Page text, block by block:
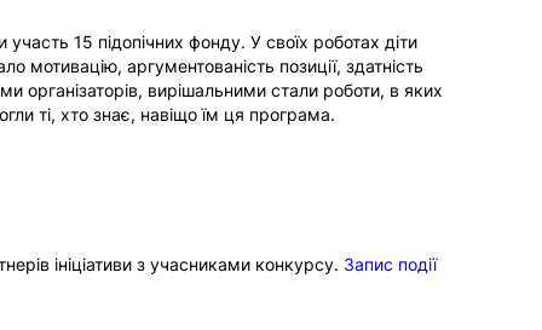
15 підопічних фонду. У своїх роботах діти
мотивацію, аргументованість позиції, здатність
організаторів, вирішальними стали роботи, в яких
ті, хто знає, навіщо їм ця програма.
ініціативи з учасниками конкурсу. Запис події